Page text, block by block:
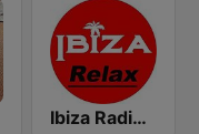
Ibiza Radios - Relax